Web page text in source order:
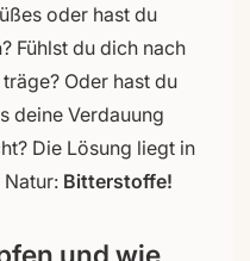
oder hast du
Fühlst du dich nach
Oder hast du
deine Verdauung
Die Lösung liegt in
Natur: Bitterstoffe!